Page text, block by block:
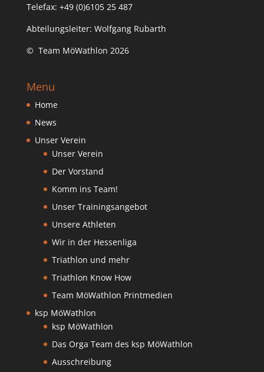
Telefax: +49 (0)6105 25 487
Abteilungsleiter: Wolfgang Rubarth
© Team MöWathlon 2026
Menu
Home
News
Unser Verein
Unser Verein
Der Vorstand
Komm ins Team!
Unser Trainingsangebot
Unsere Athleten
Wir in der Hessenliga
Triathlon und mehr
Triathlon Know How
Team MöWathlon Printmedien
ksp MöWathlon
ksp MöWathlon
Das Orga Team des ksp MöWathlon
Ausschreibung